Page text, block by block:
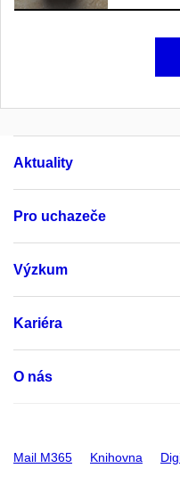
Aktuality
Pro uchazeče
Výzkum
Kariéra
O nás
Mail M365 Knihovna